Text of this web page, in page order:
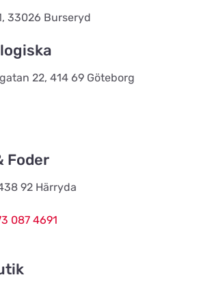
AB
Titta på kartan
22
ek för
33026 Burseryd
22, 414 69 Göteborg
Foder
92 Härryda
087 4691